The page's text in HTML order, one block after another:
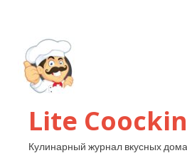
Lite
Кулинарный журнал вкусных